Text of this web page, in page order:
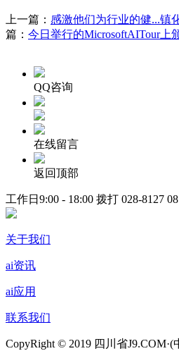
上一篇： 感激他们为行业的健...镇
篇： 今日举行的MicrosoftAITour上
QQ咨询
在线留言
返回顶部
工作日9:00 - 18:00 拨打 028-8127
关于我们
ai资讯
ai应用
联系我们
CopyRight © 2019 四川省